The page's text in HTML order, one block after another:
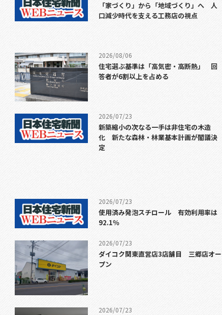
「家づくり」から「地域づくり」へ 人
口減少時代を支える工務店の視点
2026/08/06
住宅選ぶ基準は「高気密・高断熱」 回
答者が6割以上を占める
2026/07/23
新築縮小の次なる一手は非住宅の木造
化 新たな森林・林業基本計画が閣議決
定
2026/07/23
使用済み発泡スチロール 有効利用率は
92.1％
2026/07/23
ダイコク関東直営店3店舗目 三郷店オー
プン
2026/07/23